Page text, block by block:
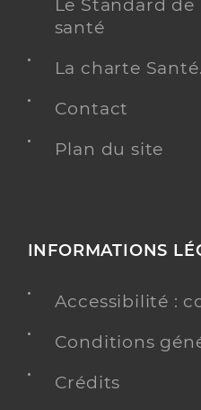
Le Standard
santé
La charte
Contact
Plan du site
INFORMATIONS
Accessibilité :
Conditions
Crédits